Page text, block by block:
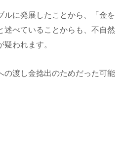
ルに発展したことから、「金を
述べていることからも、不自然
われます。
の渡し金捻出のためだった可能